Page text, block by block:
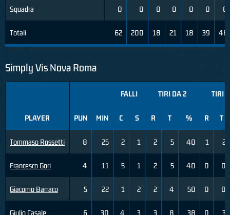
Squadra
Totali
0 0 0 0 0 0 0
62 200 18 21 18 39 46
Simply Vis Nova Roma
PLAYER
Tommaso Rossetti
Francesco Gori
Giacomo Barraco
Giulio Casale
FALLI TIRI DA 2 TIRI
PUN MIN C S R T % R T
8 25 2 1 2 5 40 1 2
4 11 5 1 2 5 40 0 0
5 22 1 2 2 4 50 0 0
6 30 4 3 3 8 38 0 3